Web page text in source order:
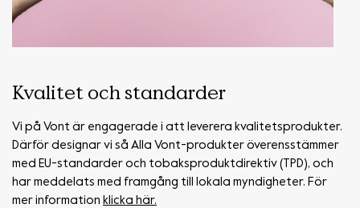
Kvalitet och standarder
Vi på Vont är engagerade i att leverera kvalitetsprodukter.
Därför designar vi så Alla Vont-produkter överensstämmer
med EU-standarder och tobaksproduktdirektiv (TPD), och
har meddelats med framgång till lokala myndigheter. För
mer information klicka här.